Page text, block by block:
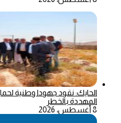
الحايك: نقود جهودا وطنية
المهددة بالخطر
8 أغسطس، 2026